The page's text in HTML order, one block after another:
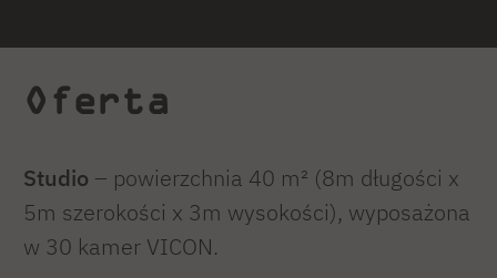
Oferta
Studio – powierzchnia 40 m² (8m długości x
5m szerokości x 3m wysokości), wyposażona
w 30 kamer VICON.